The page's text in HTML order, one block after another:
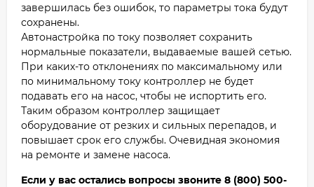
завершилась без ошибок, то параметры тока будут
сохранены.
Автонастройка по току позволяет сохранить
нормальные показатели, выдаваемые вашей сетью.
При каких-то отклонениях по максимальному или
по минимальному току контроллер не будет
подавать его на насос, чтобы не испортить его.
Таким образом контроллер защищает
оборудование от резких и сильных перепадов, и
повышает срок его службы. Очевидная экономия
на ремонте и замене насоса.
Если у вас остались вопросы звоните 8 (800) 500-